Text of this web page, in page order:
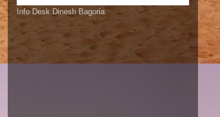
Info Desk Dinesh Bagoria